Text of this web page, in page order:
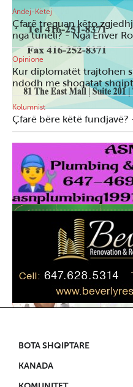
Andej-Këtej
Çfarë treguan këto
nga tuneli? - Nga Enver
Opinione
Kur diplomatët trajtohen
ndodh me shoqatat
Kolumnist
Çfarë bëre këtë fundjavë?
BOTA SHQIPTARE
KANADA